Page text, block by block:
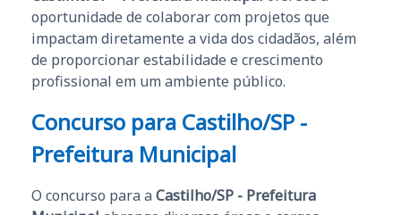
oportunidade de colaborar com projetos que
impactam diretamente a vida dos cidadãos, além
de proporcionar estabilidade e crescimento
profissional em um ambiente público.
Concurso para Castilho/SP -
Prefeitura Municipal
O concurso para a Castilho/SP - Prefeitura